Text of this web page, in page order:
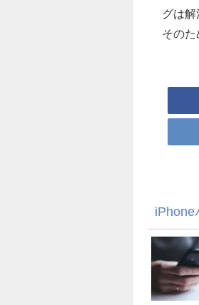
グは解
そのた
iPhone